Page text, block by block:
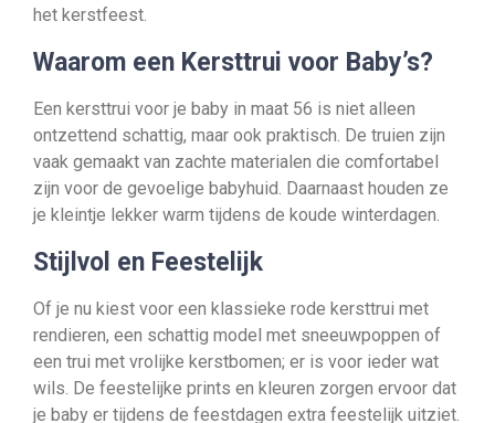
het kerstfeest.
Waarom een Kersttrui voor Baby’s?
Een kersttrui voor je baby in maat 56 is niet alleen
ontzettend schattig, maar ook praktisch. De truien zijn
vaak gemaakt van zachte materialen die comfortabel
zijn voor de gevoelige babyhuid. Daarnaast houden ze
je kleintje lekker warm tijdens de koude winterdagen.
Stijlvol en Feestelijk
Of je nu kiest voor een klassieke rode kersttrui met
rendieren, een schattig model met sneeuwpoppen of
een trui met vrolijke kerstbomen; er is voor ieder wat
wils. De feestelijke prints en kleuren zorgen ervoor dat
je baby er tijdens de feestdagen extra feestelijk uitziet.